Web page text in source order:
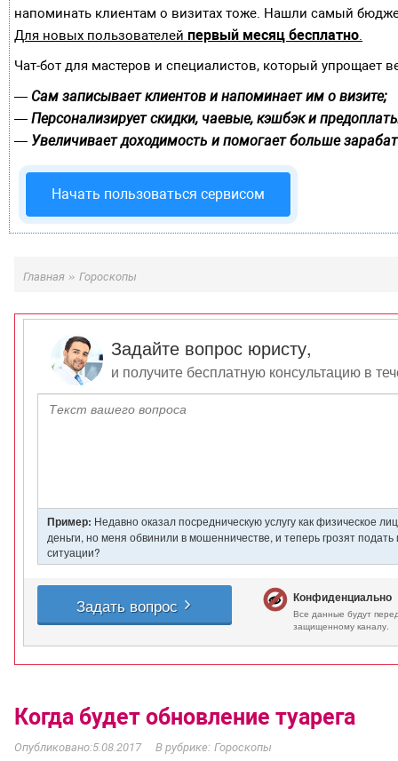
напоминать клиентам о визитах тоже. Нашли самый
Для новых пользователей первый месяц бесплатно.
Чат-бот для мастеров и специалистов, который упрощает
— Сам записывает клиентов и напоминает им о визите;
— Персонализирует скидки, чаевые, кэшбэк и
— Увеличивает доходимость и помогает больше
Начать пользоваться сервисом
Главная » Гороскопы
Когда будет обновление туарега
5.08.2017 Гороскопы